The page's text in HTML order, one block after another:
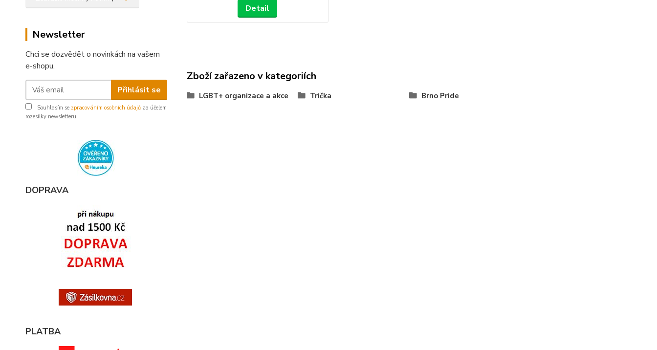
Newsletter
Chci se dozvědět o novinkách na vašem
e-shopu.
Přihlásit se
Souhlasím se zpracováním osobních údajů za účelem
rozesílky newsletteru.
DOPRAVA
PLATBA
Detail
Zboží zařazeno v kategoriích
LGBT+ organizace a akce Trička Brno Pride